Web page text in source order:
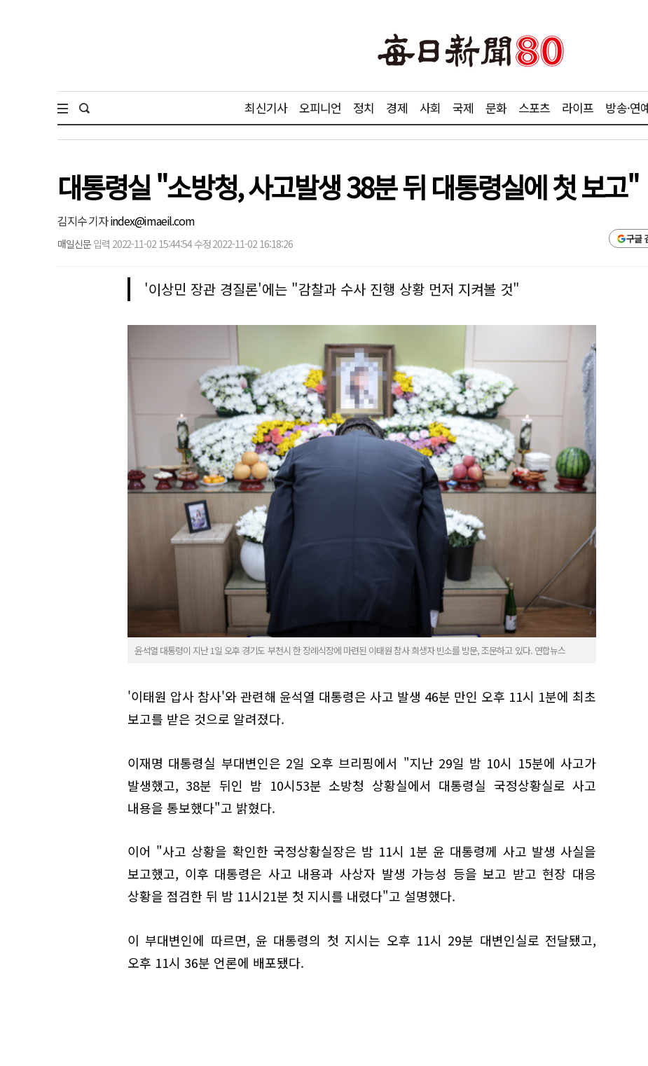
최신기사 오피니언 정치 경제 사회 국제 문화 스포츠 라이프 방송·연
대통령실 "소방청, 사고발생 38분 뒤 대통령실에 첫 보고"
김지수 기자index@imaeil.com
매일신문 입력 2022-11-02 15:44:54 수정 2022-11-02 16:18:26 구글
'이상민 장관 경질론'에는 "감찰과 수사 진행 상황 먼저 지켜볼 것"
윤석열 대통령이 지난 1일 오후 경기도 부천시 한 장례식장에 마련된 이태원 참사 희생자 빈소를 방문, 조문하고 있다. 연합뉴스
'이태원 압사 참사'와 관련해 윤석열 대통령은 사고 발생 46분 만인 오후 11시 1분에 최초
보고를 받은 것으로 알려졌다.
이재명 대통령실 부대변인은 2일 오후 브리핑에서 "지난 29일 밤 10시 15분에 사고가
발생했고, 38분 뒤인 밤 10시53분 소방청 상황실에서 대통령실 국정상황실로 사고
내용을 통보했다"고 밝혔다.
이어 "사고 상황을 확인한 국정상황실장은 밤 11시 1분 윤 대통령께 사고 발생 사실을
보고했고, 이후 대통령은 사고 내용과 사상자 발생 가능성 등을 보고 받고 현장 대응
상황을 점검한 뒤 밤 11시21분 첫 지시를 내렸다"고 설명했다.
이 부대변인에 따르면, 윤 대통령의 첫 지시는 오후 11시 29분 대변인실로 전달됐고,
오후 11시 36분 언론에 배포됐다.